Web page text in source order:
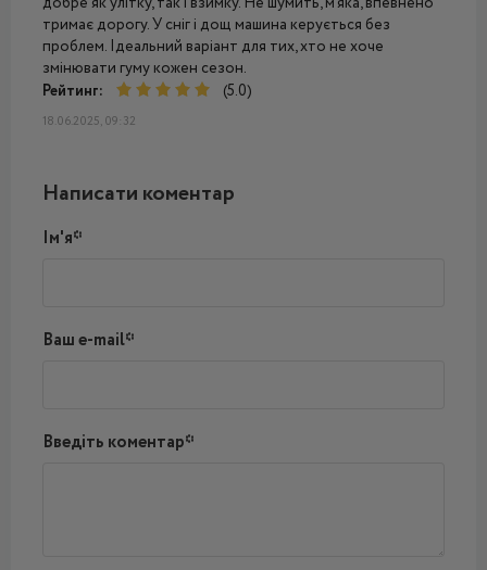
тримає дорогу. У сніг і дощ машина керується без
проблем. Ідеальний варіант для тих, хто не хоче
змінювати гуму кожен сезон.
Рейтинг:
(5.0)
18.06.2025, 09:32
Написати коментар
Ім'я*
Ваш e-mail*
Введіть коментар*